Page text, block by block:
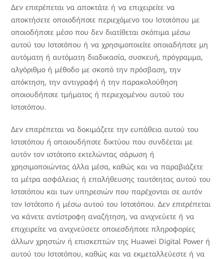
Δεν επιτρέπεται να αποκτάτε ή να επιχειρείτε να
αποκτήσετε οποιοδήποτε περιεχόμενο του Ιστοτόπου με
οποιοδήποτε μέσο που δεν διατίθεται σκόπιμα μέσω
αυτού του Ιστοτόπου ή να χρησιμοποιείτε οποιαδήποτε μη
αυτόματη ή αυτόματη διαδικασία, συσκευή, πρόγραμμα,
αλγόριθμο ή μέθοδο με σκοπό την πρόσβαση, την
απόκτηση, την αντιγραφή ή την παρακολούθηση
οποιουδήποτε τμήματος ή περιεχομένου αυτού του
Ιστοτόπου.
Δεν επιτρέπεται να δοκιμάζετε την ευπάθεια αυτού του
Ιστοτόπου ή οποιουδήποτε δικτύου που συνδέεται με
αυτόν τον ιστότοπο εκτελώντας σάρωση ή
χρησιμοποιώντας άλλα μέσα, καθώς και να παραβιάζετε
τα μέτρα ασφάλειας ή επαλήθευσης ταυτότητας αυτού του
Ιστοτόπου και των υπηρεσιών που παρέχονται σε αυτόν
τον Ιστότοπο ή μέσω αυτού του Ιστοτόπου. Δεν επιτρέπεται
να κάνετε αντίστροφη αναζήτηση, να ανιχνεύετε ή να
επιχειρείτε να ανιχνεύσετε οποιεσδήποτε πληροφορίες
άλλων χρηστών ή επισκεπτών της Huawei Digital Power ή
αυτού του Ιστοτόπου, καθώς και να εκμεταλλεύεστε ή να